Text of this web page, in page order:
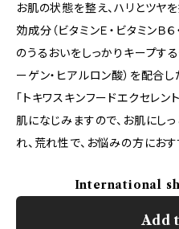
お肌の状態を整え、ハリとツヤ
効成分（ビタミンＥ・ビタミンＢ
のうるおいをしっかりキープす
ーゲン・ヒアルロン酸）を配合し
「トキワスキンフードエクセレン
肌になじみますので、お肌にし
れ、荒れ性で、お悩みの方におす
International
Add